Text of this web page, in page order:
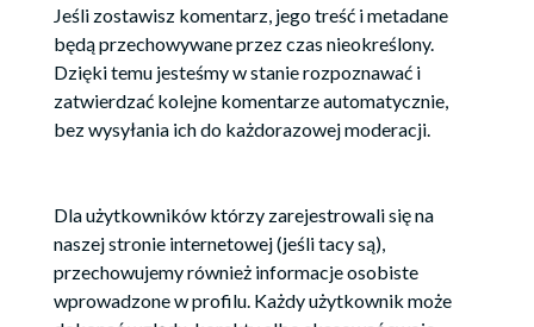
Jeśli zostawisz komentarz, jego treść i metadane
będą przechowywane przez czas nieokreślony.
Dzięki temu jesteśmy w stanie rozpoznawać i
zatwierdzać kolejne komentarze automatycznie,
bez wysyłania ich do każdorazowej moderacji.
Dla użytkowników którzy zarejestrowali się na
naszej stronie internetowej (jeśli tacy są),
przechowujemy również informacje osobiste
wprowadzone w profilu. Każdy użytkownik może